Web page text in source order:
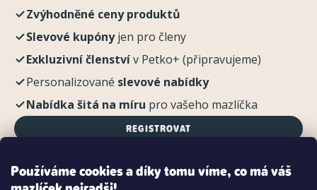
Používáme cookies a díky tomu víme, co má váš
Zvýhodněné ceny produktů
Slevové kupónyjen pro členy
Exkluzivní členstvív Petko+ (připravujeme)
Personalizované slevové nabídky
Nabídka šitá na míru pro vašeho mazlíčka
REGISTROVAT